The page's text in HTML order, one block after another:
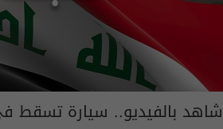
شاهد بالفيديو.. سيارة